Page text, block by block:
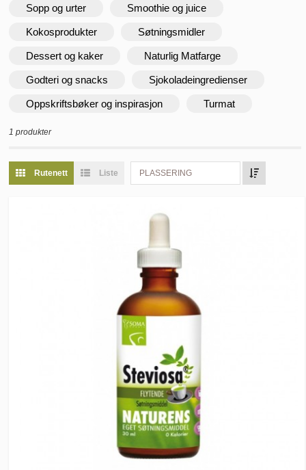
Sopp og urter Smoothie og juice
Kokosprodukter Søtningsmidler
Dessert og kaker Naturlig Matfarge
Godteri og snacks Sjokoladeingredienser
Oppskriftsbøker og inspirasjon Turmat
1 produkter
Rutenett Liste PLASSERING